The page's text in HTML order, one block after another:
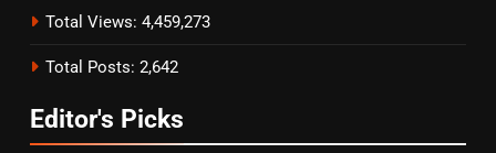
Total Views: 4,459,273
Total Posts: 2,642
Editor's Picks